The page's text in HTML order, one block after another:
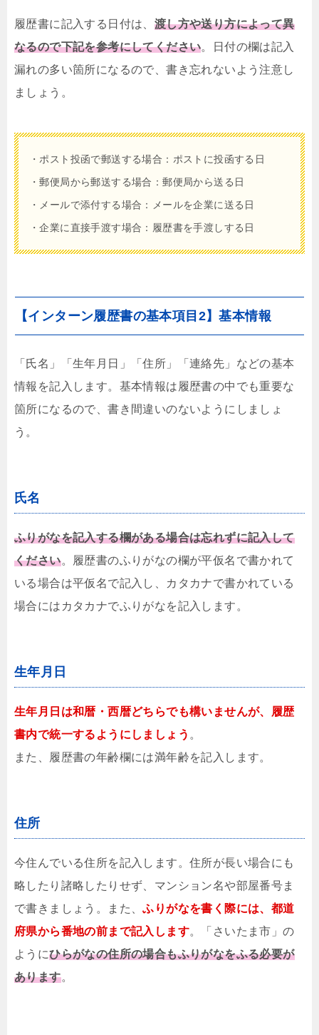
履歴書に記入する日付は、 渡し方や送り方によって異
なるので下記を参考にしてください。日付の欄は記入
漏れの多い箇所になるので、書き忘れないよう注意し
ましょう。
・ポスト投函で郵送する場合：ポストに投函する日
・郵便局から郵送する場合：郵便局から送る日
・メールで添付する場合：メールを企業に送る日
・企業に直接手渡す場合：履歴書を手渡しする日
【インターン履歴書の基本項目2】基本情報
「氏名」「生年月日」「住所」「連絡先」などの基本
情報を記入します。基本情報は履歴書の中でも重要な
箇所になるので、書き間違いのないようにしましょ
う。
氏名
ふりがなを記入する欄がある場合は忘れずに記入して
ください。履歴書のふりがなの欄が平仮名で書かれて
いる場合は平仮名で記入し、カタカナで書かれている
場合にはカタカナでふりがなを記入します。
生年月日
生年月日は和暦・西暦どちらでも構いませんが、履歴
書内で統一するようにしましょう 。
また、履歴書の年齢欄には満年齢を記入します。
住所
今住んでいる住所を記入します。住所が長い場合にも
略したり諸略したりせず、マンション名や部屋番号ま
で書きましょう。また、ふりがなを書く際には、都道
府県から番地の前まで記入します。「さいたま市」の
ようにひらがなの住所の場合もふりがなをふる必要が
あります。